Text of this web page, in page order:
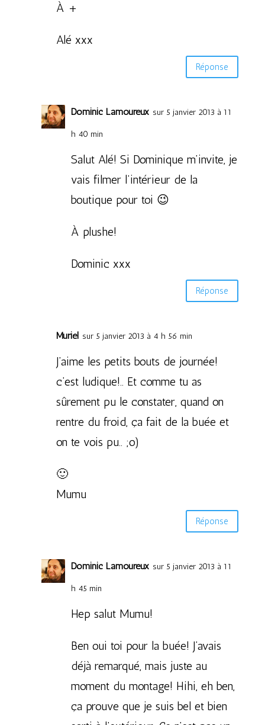
À +
Alé xxx
Réponse
Dominic Lamoureux sur 5 janvier 2013 à 11
h 40 min
Salut Alé! Si Dominique m’invite, je
vais filmer l’intérieur de la
boutique pour toi 😉
À plushe!
Dominic xxx
Réponse
Muriel sur 5 janvier 2013 à 4 h 56 min
J’aime les petits bouts de journée!
c’est ludique!.. Et comme tu as
sûrement pu le constater, quand on
rentre du froid, ça fait de la buée et
on te vois pu.. ;o)
🙂
Mumu
Réponse
Dominic Lamoureux sur 5 janvier 2013 à 11
h 45 min
Hep salut Mumu!
Ben oui toi pour la buée! J’avais
déjà remarqué, mais juste au
moment du montage! Hihi, eh ben,
ça prouve que je suis bel et bien